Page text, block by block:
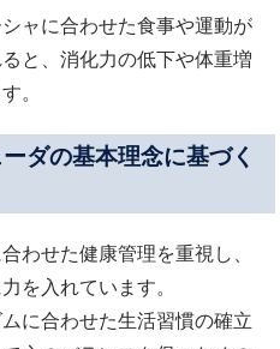
ャに合わせた食事や運動が
と、消化力の低下や体重増
。
ダの基本理念に基づく
わせた健康管理を重視し、
を入れています。
に合わせた生活習慣の確立